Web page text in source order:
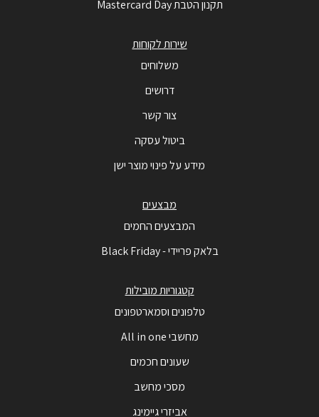
תקנון הטבת Mastercard Day
שירות לקוחות
משלוחים
דרושים
צור קשר
ביטול עסקה
מידע על פינוי מוצר ישן
מבצעים
המבצעים החמים
בלאק פריידי - Black Friday
קטגוריות מובילות
טלפונים וסמארטפונים
מחשבי All in one
שעונים חכמים
מסכי מחשב
אביזרי גיימינג